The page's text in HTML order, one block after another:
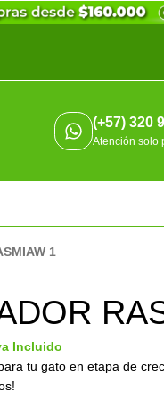
(+57) 320
Atención solo
1
Incluido
tu gato en etapa de